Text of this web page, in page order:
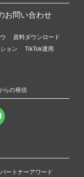
お問い合わせ
資料ダウンロード
ョン
TikTok運用
らの発信
パートナーアワード